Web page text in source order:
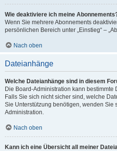
Wie deaktiviere ich meine
Wenn Sie mehrere Abonnements
persönlichen Bereich unter „Einstieg“ –
Nach oben
Dateianhänge
Welche Dateianhänge sind in diesem
Die Board-Administration kann
Falls Sie sich nicht sicher sind, welche
Sie Unterstützung benötigen, wenden Sie
Administration.
Nach oben
Kann ich eine Übersicht all meiner